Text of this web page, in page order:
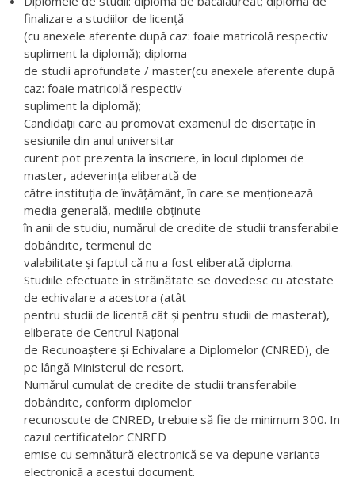
finalizare a studiilor de licență
(cu anexele aferente după caz: foaie matricolă respectiv
supliment la diplomă); diploma
de studii aprofundate / master(cu anexele aferente după
caz: foaie matricolă respectiv
supliment la diplomă);
Candidații care au promovat examenul de disertație în
sesiunile din anul universitar
curent pot prezenta la înscriere, în locul diplomei de
master, adeverința eliberată de
către instituția de învățământ, în care se menționează
media generală, mediile obținute
în anii de studiu, numărul de credite de studii transferabile
dobândite, termenul de
valabilitate și faptul că nu a fost eliberată diploma.
Studiile efectuate în străinătate se dovedesc cu atestate
de echivalare a acestora (atât
pentru studii de licentă cât și pentru studii de masterat),
eliberate de Centrul Național
de Recunoaștere și Echivalare a Diplomelor (CNRED), de
pe lângă Ministerul de resort.
Numărul cumulat de credite de studii transferabile
dobândite, conform diplomelor
recunoscute de CNRED, trebuie să fie de minimum 300. In
cazul certificatelor CNRED
emise cu semnătură electronică se va depune varianta
electronică a acestui document.